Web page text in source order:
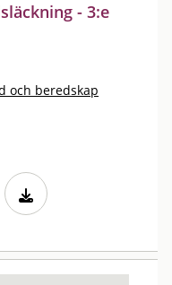
- 3:e
och beredskap